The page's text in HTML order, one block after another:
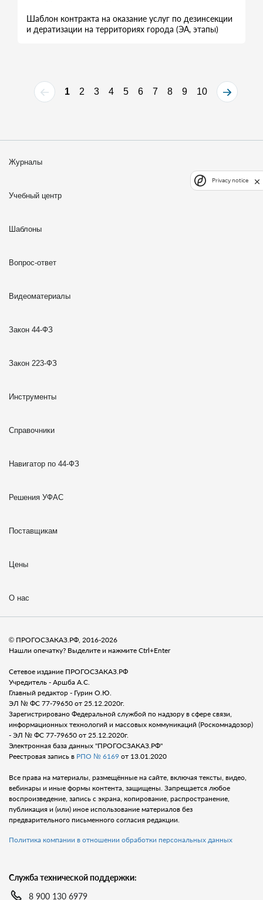
Шаблон контракта на оказание услуг по дезинсекции
и дератизации на территориях города (ЭА, этапы)
1 2 3 4 5 6 7 8 9 10
Журналы
Учебный центр
Шаблоны
Вопрос-ответ
Видеоматериалы
Закон 44-ФЗ
Закон 223-ФЗ
Инструменты
Справочники
Навигатор по 44-ФЗ
Решения УФАС
Поставщикам
Цены
О нас
© ПРОГОСЗАКАЗ.РФ, 2016-2026
Нашли опечатку? Выделите и нажмите Ctrl+Enter
Сетевое издание ПРОГОСЗАКАЗ.РФ
Учредитель - Аршба А.С.
Главный редактор - Гурин О.Ю.
ЭЛ № ФС 77-79650 от 25.12.2020г.
Зарегистрировано Федеральной службой по надзору в сфере связи,
информационных технологий и массовых коммуникаций (Роскомнадозор)
- ЭЛ № ФС 77-79650 от 25.12.2020г.
Электронная база данных "ПРОГОСЗАКАЗ.РФ"
Реестровая запись в РПО № 6169 от 13.01.2020
Все права на материалы, размещённые на сайте, включая тексты, видео,
вебинары и иные формы контента, защищены. Запрещается любое
воспроизведение, запись с экрана, копирование, распространение,
публикация и (или) иное использование материалов без
предварительного письменного согласия редакции.
Политика компании в отношении обработки персональных данных
Служба технической поддержки:
8 900 130 6979
Privacy notice